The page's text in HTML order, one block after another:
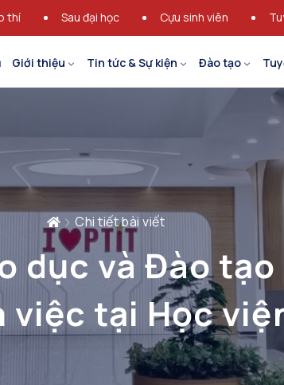
thí Sau đại học Cựu sinh viên
Giới thiệu Tin tức & Sự kiện Đào tạo
Chi tiết bài viết
dục và Đào
tại Học
Viễn thông